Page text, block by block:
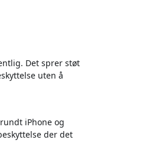
Det sprer støt
uten å
iPhone og
der det